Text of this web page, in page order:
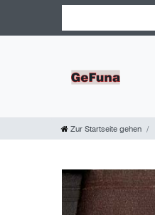
Zur Startseite gehen